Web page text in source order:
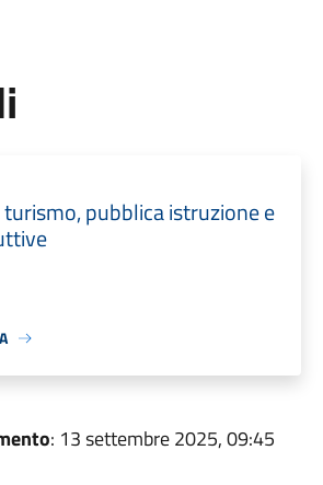
pubblica istruzione e
: 13 settembre 2025, 09:45